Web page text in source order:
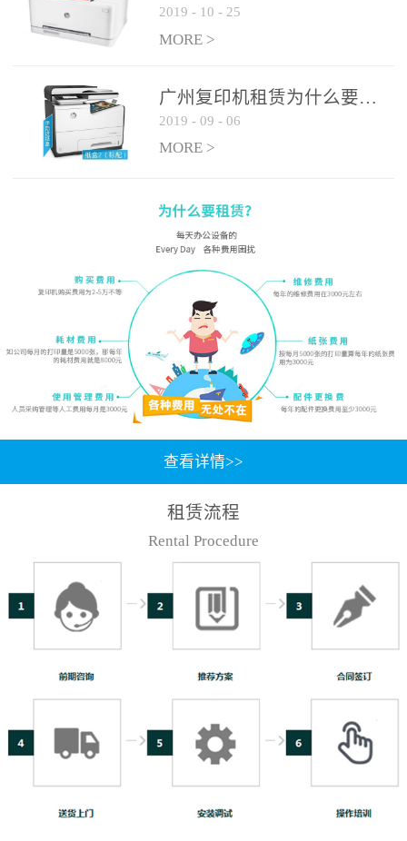
2019 - 10 - 25
MORE >
广州复印机租赁为什么要选大平台
2019 - 09 - 06
MORE >
查看详情>>
租赁流程
Rental Procedure